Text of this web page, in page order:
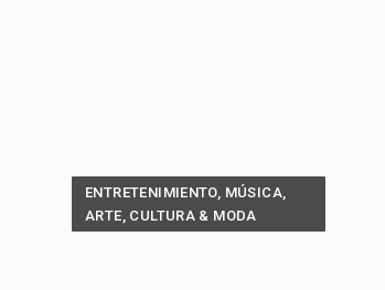
Abelardo de la
La llegada de
Con una salva
El presidente
Con el inicio del
ENTRETENIMIENTO, MÚSICA,
ARTE, CULTURA & MODA